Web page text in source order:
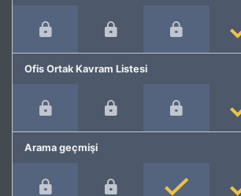
Ofis Ortak Kavram Listesi
Arama geçmişi